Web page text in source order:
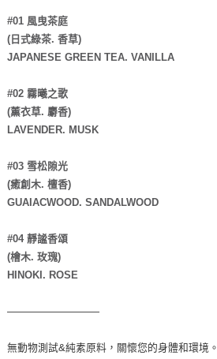
#01 風曳茶庭
(日式綠茶. 香草)
JAPANESE GREEN TEA. VANILLA
#02 霧曦之歌
(薰衣草. 麝香)
LAVENDER. MUSK
#03 雪松隙光
(癒創木. 檀香)
GUAIACWOOD. SANDALWOOD
#04 靜謐香頌
(檜木. 玫瑰)
HINOKI. ROSE
—————————
無動物測試&純素原料，關懷您的身體和環境。